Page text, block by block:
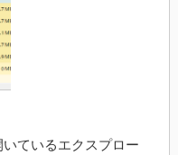
ているエクスプロー